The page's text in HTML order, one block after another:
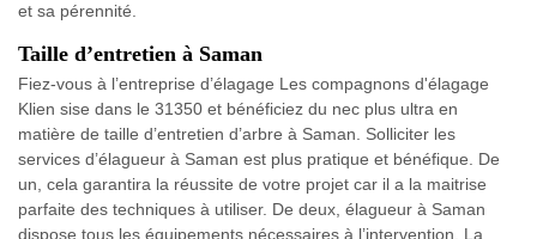
et sa pérennité.
Taille d’entretien à Saman
Fiez-vous à l’entreprise d’élagage Les compagnons d'élagage
Klien sise dans le 31350 et bénéficiez du nec plus ultra en
matière de taille d’entretien d’arbre à Saman. Solliciter les
services d’élagueur à Saman est plus pratique et bénéfique. De
un, cela garantira la réussite de votre projet car il a la maitrise
parfaite des techniques à utiliser. De deux, élagueur à Saman
dispose tous les équipements nécessaires à l’intervention. La